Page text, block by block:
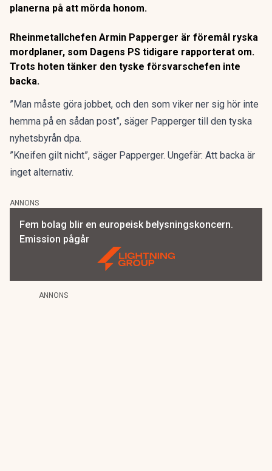
planerna på att mörda honom.
Rheinmetallchefen Armin Papperger är föremål ryska
mordplaner, som Dagens PS tidigare rapporterat om.
Trots hoten tänker den tyske försvarschefen inte
backa.
”Man måste göra jobbet, och den som viker ner sig hör inte
hemma på en sådan post”, säger Papperger till den tyska
nyhetsbyrån dpa.
”Kneifen gilt nicht”, säger Papperger. Ungefär: Att backa är
inget alternativ.
ANNONS
Fem bolag blir en europeisk belysningskoncern.
Emission pågår
ANNONS